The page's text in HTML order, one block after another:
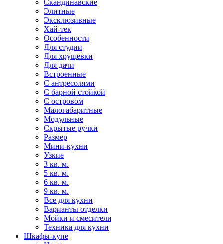
Скандинавские
Элитные
Эксклюзивные
Хай-тек
Особенности
Для студии
Для хрущевки
Для дачи
Встроенные
С антресолями
С барной стойкой
С островом
Малогабаритные
Модульные
Скрытые ручки
Размер
Мини-кухни
Узкие
3 кв. м.
5 кв. м.
6 кв. м.
9 кв. м.
Все для кухни
Варианты отделки
Мойки и смесители
Техника для кухни
Шкафы-купе